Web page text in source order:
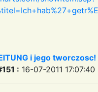
i jego
: 16-07-2011 17:07:40